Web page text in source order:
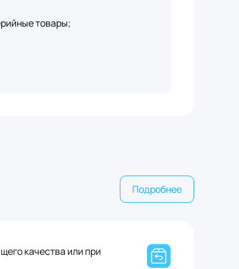
товары;
Подробнее
качества или при